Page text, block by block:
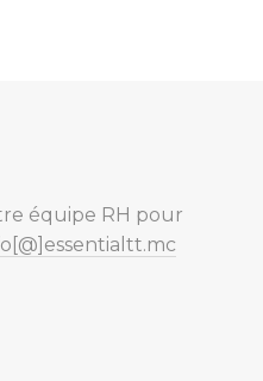
équipe RH pour